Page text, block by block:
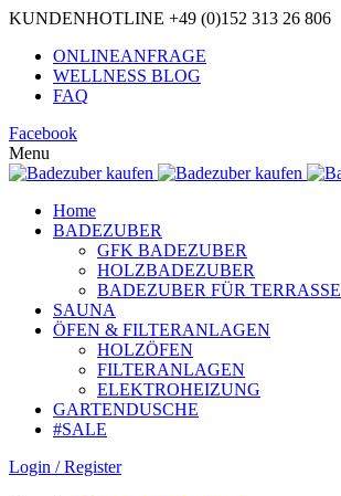
KUNDENHOTLINE +49 (0)152 313 26 806
ONLINEANFRAGE
WELLNESS BLOG
FAQ
Facebook
Menu
Home
BADEZUBER
GFK BADEZUBER
HOLZBADEZUBER
BADEZUBER FÜR TERRASSE
SAUNA
ÖFEN & FILTERANLAGEN
HOLZÖFEN
FILTERANLAGEN
ELEKTROHEIZUNG
GARTENDUSCHE
#SALE
Login / Register